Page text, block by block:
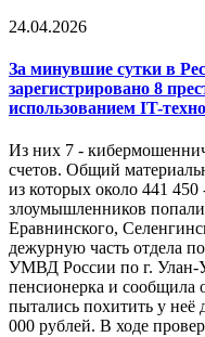
24.04.2026
За минувшие сутки в
зарегистрировано 8
использованием IT-
Из них 7 -
счетов. Общий
из которых около 441
злоумышленников
Еравнинского,
дежурную часть отдела
УМВД России по г. Улан-
пенсионерка и сообщила
пытались похитить у неё
000 рублей. В ходе